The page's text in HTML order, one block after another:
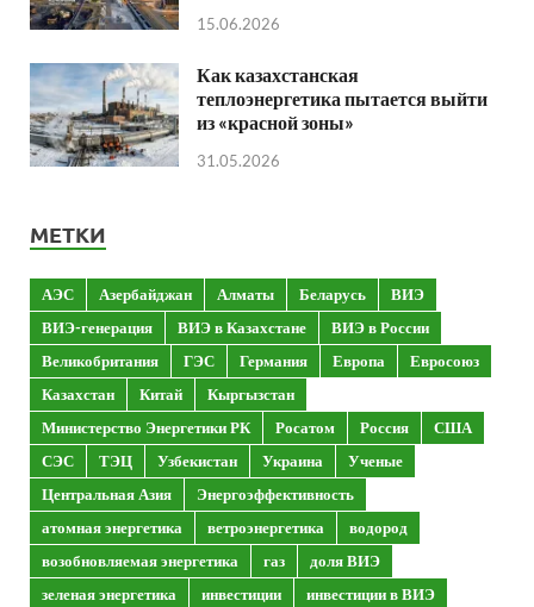
15.06.2026
Как казахстанская
теплоэнергетика пытается выйти
из «красной зоны»
31.05.2026
МЕТКИ
АЭС Азербайджан Алматы Беларусь
ВИЭ
ВИЭ-генерация
ВИЭ в Казахстане
ВИЭ в России
Великобритания
ГЭС Германия Европа
Евросоюз
Казахстан
Китай
Кыргызстан
Министерство Энергетики РК
Росатом Россия
США
СЭС
ТЭЦ Узбекистан Украина
Ученые
Центральная Азия
Энергоэффективность
атомная энергетика
ветроэнергетика
водород
возобновляемая энергетика
газ
доля ВИЭ
зеленая энергетика
инвестиции
инвестиции в ВИЭ